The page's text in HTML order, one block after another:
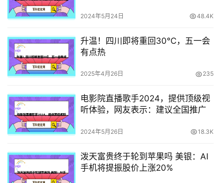
2024年5月24日 48.4K
升温！四川即将重回30℃，五一会
有点热
2025年4月26日 235
电影院直播歌手2024，提供顶级视
听体验，网友表示：建议全国推广
2024年5月26日 18.3K
泼天富贵终于轮到苹果吗 美银：AI
手机将提振股价上涨20%